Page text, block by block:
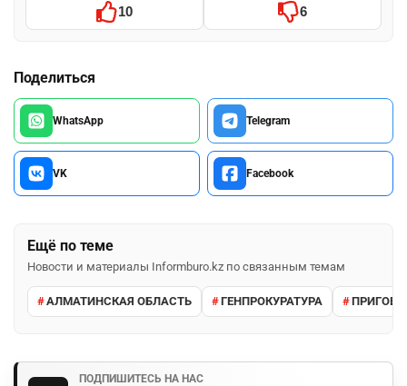
10 6
Поделиться
WhatsApp Telegram
VK Facebook
Ещё по теме
Новости и материалы Informburo.kz по связанным темам
АЛМАТИНСКАЯ ОБЛАСТЬ ГЕНПРОКУРАТУРА
ПОДПИШИТЕСЬ НА НАС